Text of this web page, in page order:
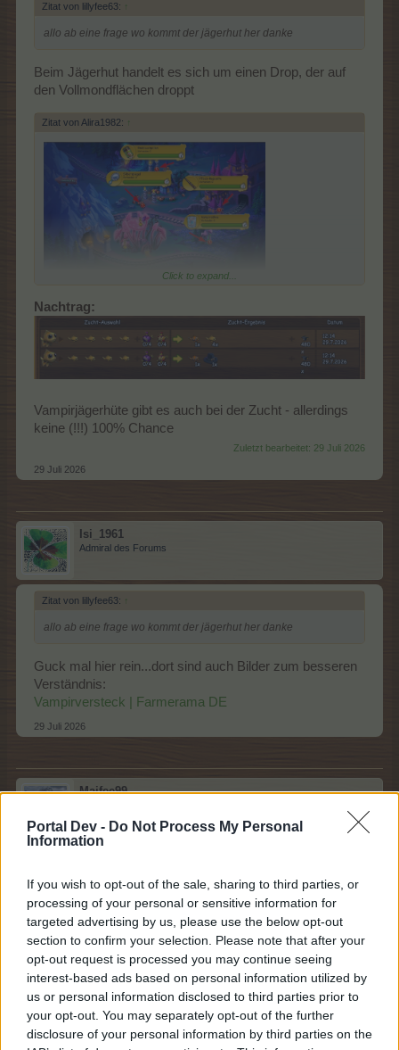
Portal Dev - Do Not Process My Personal
Information
If you wish to opt-out of the sale, sharing to third parties, or
processing of your personal or sensitive information for
targeted advertising by us, please use the below opt-out
section to confirm your selection. Please note that after your
opt-out request is processed you may continue seeing
interest-based ads based on personal information utilized by
us or personal information disclosed to third parties prior to
your opt-out. You may separately opt-out of the further
disclosure of your personal information by third parties on the
Zitat von lillyfee63: ↑
allo ab eine frage wo kommt der jägerhut her danke
Beim Jägerhut handelt es sich um einen Drop, der auf
den Vollmondflächen droppt
Zitat von Alira1982: ↑
Click to expand...
Nachtrag:
Vampirjägerhüte gibt es auch bei der Zucht - allerdings
keine (!!!) 100% Chance
Zuletzt bearbeitet: 29 Juli 2026
29 Juli 2026
Isi_1961
Admiral des Forums
Zitat von lillyfee63: ↑
allo ab eine frage wo kommt der jägerhut her danke
Guck mal hier rein...dort sind auch Bilder zum besseren
Verständnis:
Vampirversteck | Farmerama DE
29 Juli 2026
Maifee99
Gewächshaus gestolpert, und wollte fragen obs hier
Pflanzen gibt, die sich lohnen zu veredeln für den Anfang.
Oder wie handhabt ihr das?
Danke schonmal und LG
30 Juli 2026